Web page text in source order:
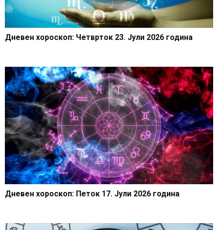
Дневен хороскоп: Четврток 23. Јули 2026 година
Дневен хороскоп: Петок 17. Јули 2026 година